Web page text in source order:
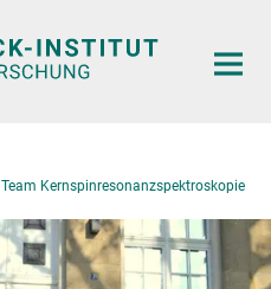
Team Kernspinresonanzspektroskopie